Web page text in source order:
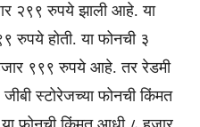
२९९ रुपये झाली आहे. या
रुपये होती. या फोनची ३
९९९ रुपये आहे. तर रेडमी
स्टोरेजच्या फोनची किंमत